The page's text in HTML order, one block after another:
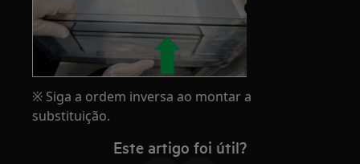
※ Siga a ordem inversa ao montar a
substituição.
Este artigo foi útil?